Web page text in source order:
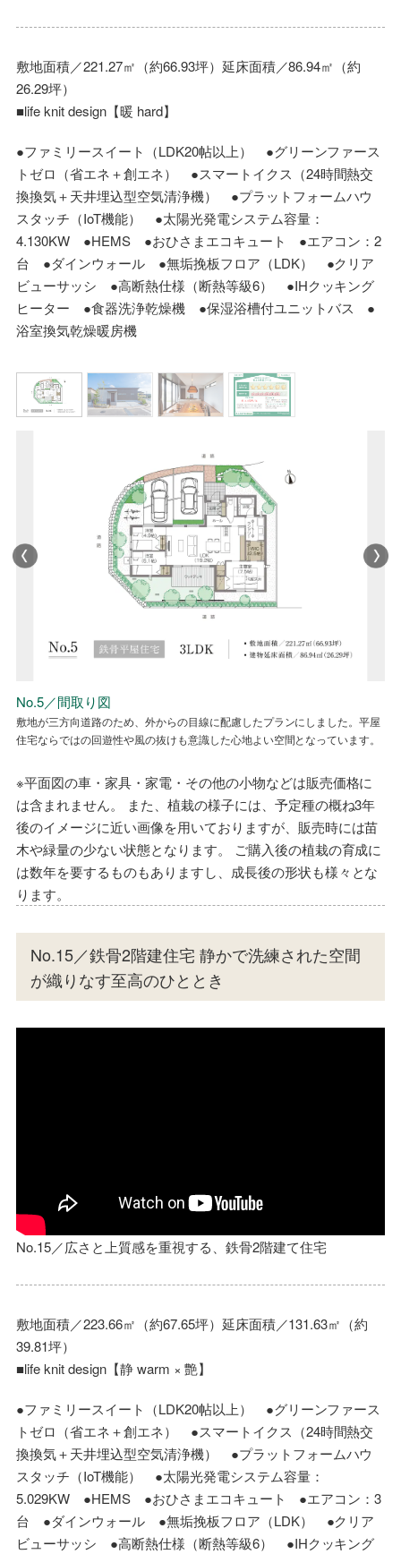
敷地面積／221.27㎡（約66.93坪）延床面積／86.94㎡（約
26.29坪）
■life knit design【暖 hard】
●ファミリースイート（LDK20帖以上） ●グリーンファース
トゼロ（省エネ＋創エネ） ●スマートイクス（24時間熱交
換換気＋天井埋込型空気清浄機） ●プラットフォームハウ
スタッチ（IoT機能） ●太陽光発電システム容量：
4.130KW ●HEMS ●おひさまエコキュート ●エアコン：2
台 ●ダインウォール ●無垢挽板フロア（LDK） ●クリア
ビューサッシ ●高断熱仕様（断熱等級6） ●IHクッキング
ヒーター ●食器洗浄乾燥機 ●保湿浴槽付ユニットバス ●
浴室換気乾燥暖房機
NO.5／省エネ性能ラベル
No.5／間取り図
敷地が三方向道路のため、外からの目線に配慮したプランにしました。平屋
住宅ならではの回遊性や風の抜けも意識した心地よい空間となっています。
No.5／外観
道路面からの目線を遮りながらも、光や風が抜ける窓を計画しました。落ち
着いた色合いの外観が、街並みに溶け込みます。
No.5／リビング・ダイニング
NO.5／省エネ性能ラベル
No.5／間取り図
敷地が三方向道路のため、外からの目線に配慮したプランにしました。平屋
住宅ならではの回遊性や風の抜けも意識した心地よい空間となっています。
※平面図の車・家具・家電・その他の小物などは販売価格に
は含まれません。 また、植栽の様子には、予定種の概ね3年
後のイメージに近い画像を用いておりますが、販売時には苗
木や緑量の少ない状態となります。 ご購入後の植栽の育成に
は数年を要するものもありますし、成長後の形状も様々とな
ります。
No.15／鉄骨2階建住宅 静かで洗練された空間
が織りなす至高のひととき
No.15／広さと上質感を重視する、鉄骨2階建て住宅
敷地面積／223.66㎡（約67.65坪）延床面積／131.63㎡（約
39.81坪）
■life knit design【静 warm × 艶】
●ファミリースイート（LDK20帖以上） ●グリーンファース
トゼロ（省エネ＋創エネ） ●スマートイクス（24時間熱交
換換気＋天井埋込型空気清浄機） ●プラットフォームハウ
スタッチ（IoT機能） ●太陽光発電システム容量：
5.029KW ●HEMS ●おひさまエコキュート ●エアコン：3
台 ●ダインウォール ●無垢挽板フロア（LDK） ●クリア
ビューサッシ ●高断熱仕様（断熱等級6） ●IHクッキング